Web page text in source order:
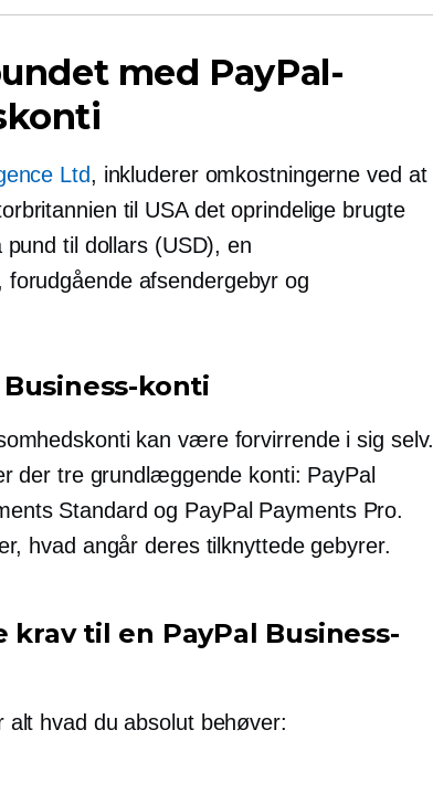
med PayPal-
Ltd, inkluderer omkostningerne ved at
til USA det oprindelige brugte
til dollars (USD), en
afsendergebyr og
konti
kan være forvirrende i sig selv.
der tre grundlæggende konti: PayPal
Standard og PayPal Payments Pro.
hvad angår deres tilknyttede gebyrer.
til en PayPal Business-
alt hvad du absolut behøver: